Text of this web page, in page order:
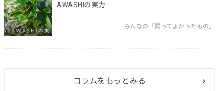
AWASHIの実力
みんなの「買ってよかったもの」
コラムをもっとみる